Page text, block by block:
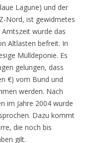
Lagune) und der
Nord, ist gewidmetes
wurde das
Altlasten befreit. In
Mülldeponie. Es
gelungen, dass
€) vom Bund und
werden. Nach
im Jahre 2004 wurde
Dazu kommt
die noch bis
gilt.